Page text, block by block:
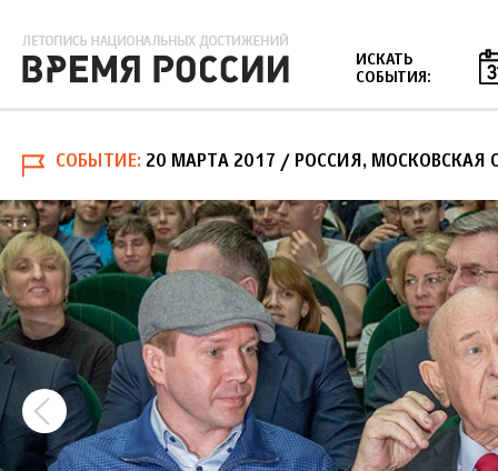
ИСКАТЬ
СОБЫТИЯ:
СОБЫТИЕ 20 МАРТА 2017 / РОССИЯ, МОСКОВСКАЯ